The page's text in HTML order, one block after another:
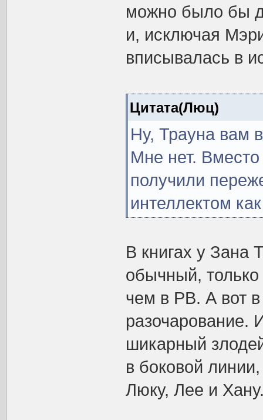
можно было бы
и, исключая
вписывалась в
Цитата(Люц)
Ну, Трауна вам
Мне нет. Вместо
получили
интеллектом
В книгах у Зана
обычный,
чем в РВ. А вот
разочарование.
шикарный
в боковой
Люку, Лее и